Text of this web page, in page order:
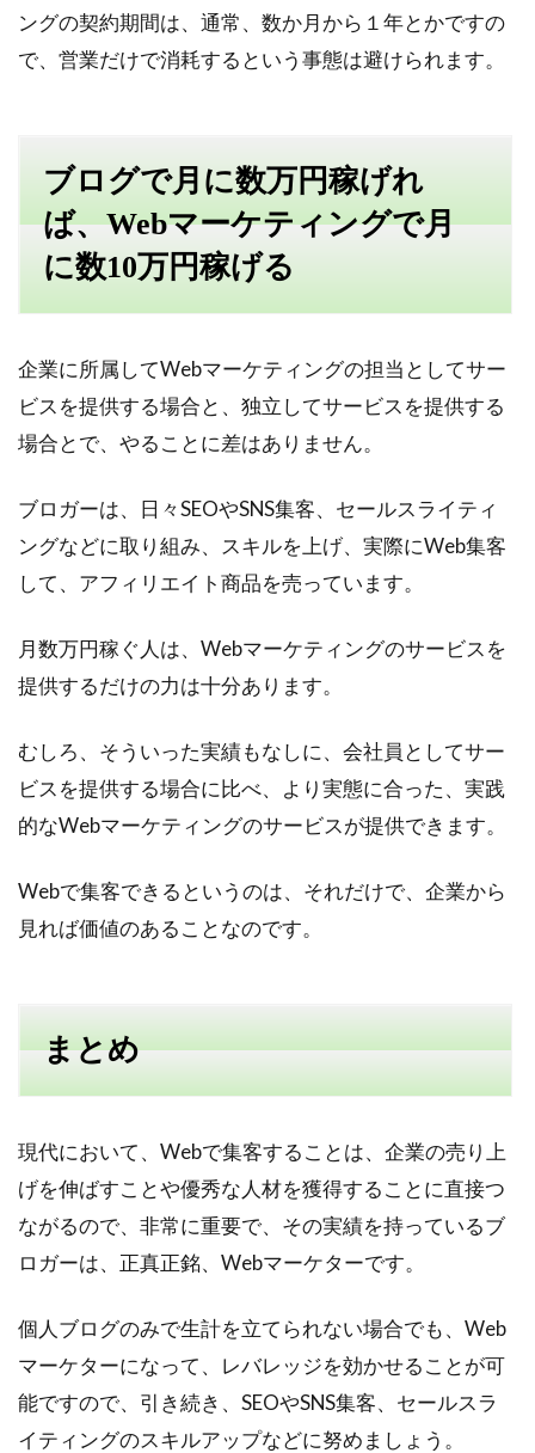
ングの契約期間は、通常、数か月から１年とかですの
で、営業だけで消耗するという事態は避けられます。
ブログで月に数万円稼げれ
ば、Webマーケティングで月
に数10万円稼げる
企業に所属してWebマーケティングの担当としてサー
ビスを提供する場合と、独立してサービスを提供する
場合とで、やることに差はありません。
ブロガーは、日々SEOやSNS集客、セールスライティ
ングなどに取り組み、スキルを上げ、実際にWeb集客
して、アフィリエイト商品を売っています。
月数万円稼ぐ人は、Webマーケティングのサービスを
提供するだけの力は十分あります。
むしろ、そういった実績もなしに、会社員としてサー
ビスを提供する場合に比べ、より実態に合った、実践
的なWebマーケティングのサービスが提供できます。
Webで集客できるというのは、それだけで、企業から
見れば価値のあることなのです。
まとめ
現代において、Webで集客することは、企業の売り上
げを伸ばすことや優秀な人材を獲得することに直接つ
ながるので、非常に重要で、その実績を持っているブ
ロガーは、正真正銘、Webマーケターです。
個人ブログのみで生計を立てられない場合でも、Web
マーケターになって、レバレッジを効かせることが可
能ですので、引き続き、SEOやSNS集客、セールスラ
イティングのスキルアップなどに努めましょう。